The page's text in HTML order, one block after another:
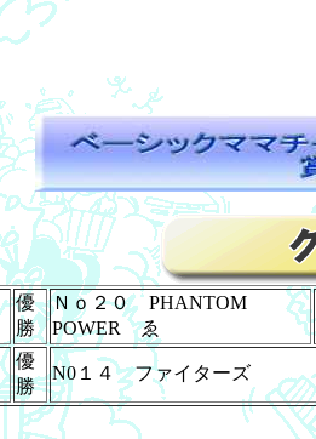
優
勝
Ｎｏ２０ PHANTOM
POWER ゑ
優
勝
N0１４ ファイターズ